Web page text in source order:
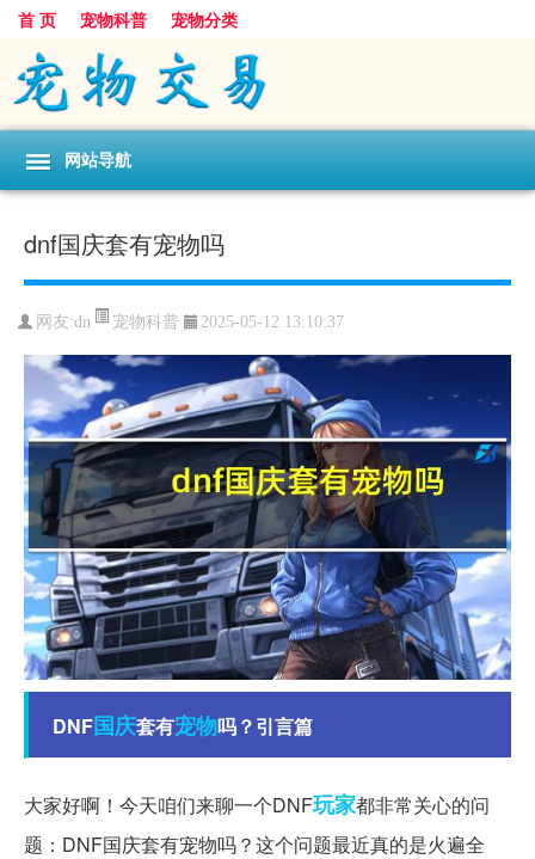
首 页 宠物科普 宠物分类
网站导航
dnf国庆套有宠物吗
网友:dn 宠物科普 2025-05-12 13:10:37
DNF国庆套有宠物吗？引言篇
大家好啊！今天咱们来聊一个DNF玩家都非常关心的问
题：DNF国庆套有宠物吗？这个问题最近真的是火遍全